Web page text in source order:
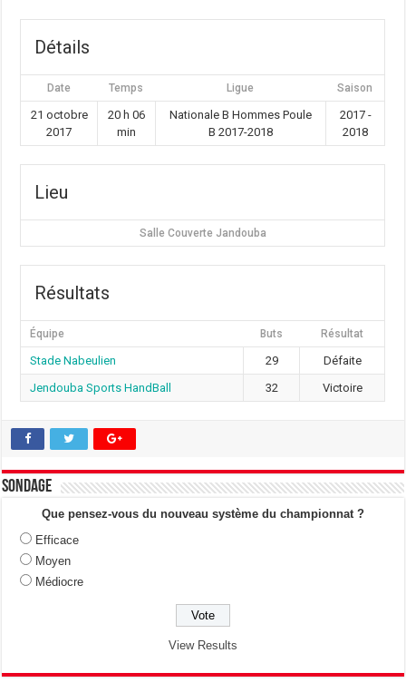
Détails
Date Temps Ligue Saison
21 octobre
2017
20 h 06
min
Nationale B Hommes Poule
B 2017-2018
2017 -
2018
Lieu
Salle Couverte Jandouba
Résultats
Équipe Buts Résultat
Stade Nabeulien 29
Défaite
Jendouba Sports HandBall
32 Victoire
Sondage
Que pensez-vous du nouveau système du championnat ?
Efficace
Moyen
Médiocre
View Results